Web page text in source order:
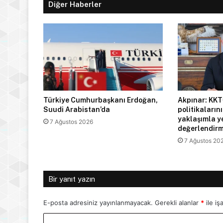
Diğer Haberler
Türkiye Cumhurbaşkanı Erdoğan,
Suudi Arabistan’da
7 Ağustos 2026
Akpınar:
yaklaşımla
7 Ağustos
Bir yanıt yazın
E-posta adresiniz yayınlanmayacak. Gerekli alanlar * ile